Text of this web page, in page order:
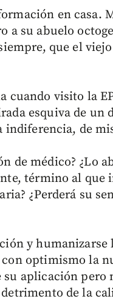
en casa.
a su abuelo
que el
cuando visito la
esquiva de
indiferencia, de
de médico? ¿Lo
término al
¿Perderá su
y
optimismo la
su aplicación
de la